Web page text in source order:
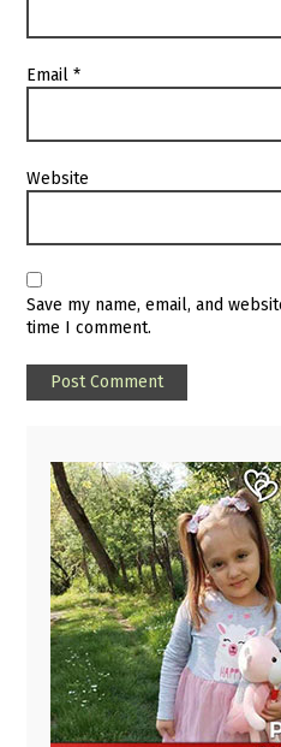
Email*
Website
Save my name, email, and
time I comment.